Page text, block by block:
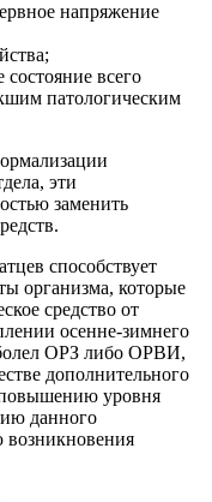
напряжение
всего
патологическим
эти
заменить
способствует
организма, которые
средство от
осенне-зимнего
ОРЗ либо ОРВИ,
дополнительного
повышению уровня
данного
возникновения